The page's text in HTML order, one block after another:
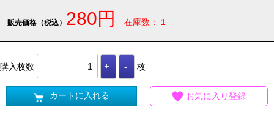
販売価格（税込） 280円 在庫数： 1
購入枚数 枚
カートに入れる お気に入り登録